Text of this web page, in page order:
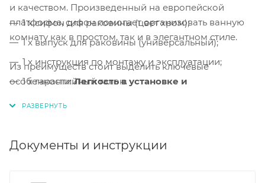
и качеством. Произведенный на европейской
платформе, сифон помогает организовать ванную
комнату как в простом, так и в элегантном стиле.
Из преимуществ стоит выделить ключевые
особенности:Легкость в установке и
материалы.
Легкая сборка и монтаж. Сборка и монтаж
выполняется за несколько минут.
1 x сифон для раковины (цвет хром);
1 x выпуск для раковины (универсальный);
1 x инструкция по монтажу и эксплуатации;
1 x гарантийный талон.
Документы и инструкции